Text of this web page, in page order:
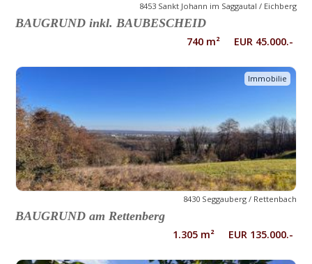
8453 Sankt Johann im Saggautal / Eichberg
BAUGRUND inkl. BAUBESCHEID
740 m² EUR 45.000.-
Immobilie
8430 Seggauberg / Rettenbach
BAUGRUND am Rettenberg
1.305 m² EUR 135.000.-